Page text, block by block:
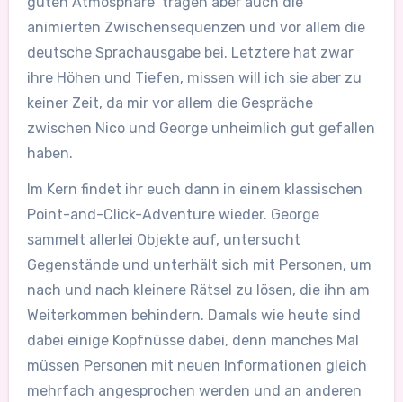
animierten Zwischensequenzen und vor allem die
deutsche Sprachausgabe bei. Letztere hat zwar
ihre Höhen und Tiefen, missen will ich sie aber zu
keiner Zeit, da mir vor allem die Gespräche
zwischen Nico und George unheimlich gut gefallen
haben.
Im Kern findet ihr euch dann in einem klassischen
Point-and-Click-Adventure wieder. George
sammelt allerlei Objekte auf, untersucht
Gegenstände und unterhält sich mit Personen, um
nach und nach kleinere Rätsel zu lösen, die ihn am
Weiterkommen behindern. Damals wie heute sind
dabei einige Kopfnüsse dabei, denn manches Mal
müssen Personen mit neuen Informationen gleich
mehrfach angesprochen werden und an anderen